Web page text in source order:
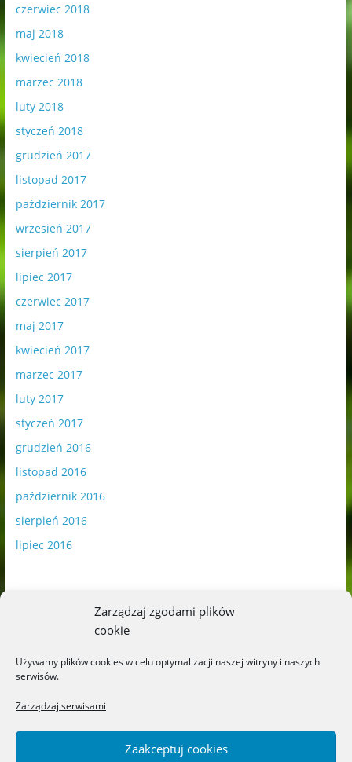
Zarządzaj zgodami plików
cookie
Używamy plików cookies w celu optymalizacji naszej witryny i naszych
serwisów.
Zarządzaj serwisami
Zaakceptuj cookies
czerwiec 2018
maj 2018
kwiecień 2018
marzec 2018
luty 2018
styczeń 2018
grudzień 2017
listopad 2017
październik 2017
wrzesień 2017
sierpień 2017
lipiec 2017
czerwiec 2017
maj 2017
kwiecień 2017
marzec 2017
luty 2017
styczeń 2017
grudzień 2016
listopad 2016
październik 2016
sierpień 2016
lipiec 2016